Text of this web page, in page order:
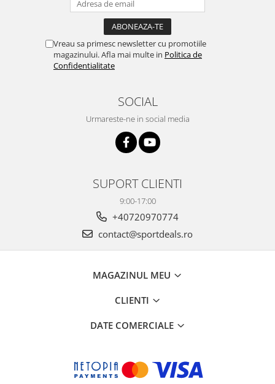
Vreau sa primesc newsletter cu promotiile
magazinului. Afla mai multe in Politica de
Confidentialitate
SOCIAL
Urmareste-ne in social media
SUPORT CLIENTI
9:00-17:00
+40720970774
contact@sportdeals.ro
MAGAZINUL MEU
CLIENTI
DATE COMERCIALE